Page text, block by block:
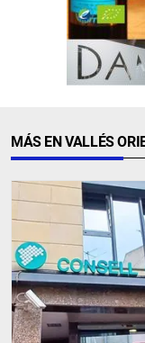
MÁS EN VALLÉS